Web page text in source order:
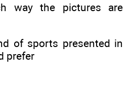
way the pictures are
of sports presented in
prefer